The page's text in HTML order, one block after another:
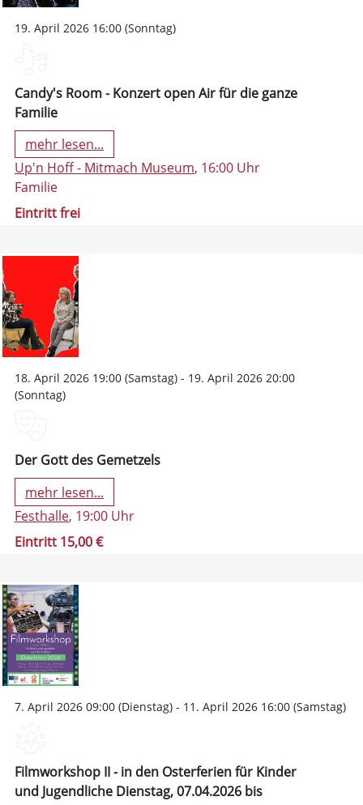
19. April 2026 16:00 (Sonntag)
Candy's Room - Konzert open Air für die ganze
Familie
mehr lesen...
Up'n Hoff - Mitmach Museum, 16:00 Uhr
Familie
Eintritt frei
18. April 2026 19:00 (Samstag) - 19. April 2026 20:00
(Sonntag)
Der Gott des Gemetzels
mehr lesen...
Festhalle, 19:00 Uhr
Eintritt 15,00 €
7. April 2026 09:00 (Dienstag) - 11. April 2026 16:00 (Samstag)
Filmworkshop II - in den Osterferien für Kinder
und Jugendliche Dienstag, 07.04.2026 bis